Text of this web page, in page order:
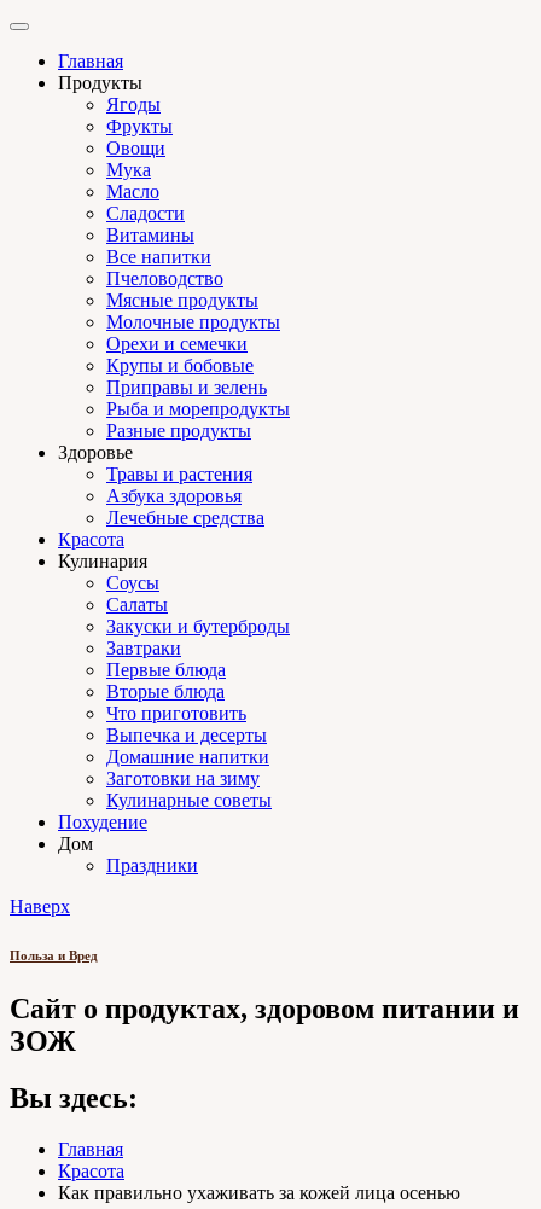
Главная
Продукты
Ягоды
Фрукты
Овощи
Мука
Масло
Сладости
Витамины
Все напитки
Пчеловодство
Мясные продукты
Молочные продукты
Орехи и семечки
Крупы и бобовые
Приправы и зелень
Рыба и морепродукты
Разные продукты
Здоровье
Травы и растения
Азбука здоровья
Лечебные средства
Красота
Кулинария
Соусы
Салаты
Закуски и бутерброды
Завтраки
Первые блюда
Вторые блюда
Что приготовить
Выпечка и десерты
Домашние напитки
Заготовки на зиму
Кулинарные советы
Похудение
Дом
Праздники
Наверх
Польза и Вред
Сайт о продуктах, здоровом питании и
ЗОЖ
Вы здесь:
Главная
Красота
Как правильно ухаживать за кожей лица осенью